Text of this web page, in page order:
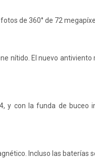
de 360° de 72
nítido. El nuevo antiviento
y con la funda de buceo
Incluso las baterías